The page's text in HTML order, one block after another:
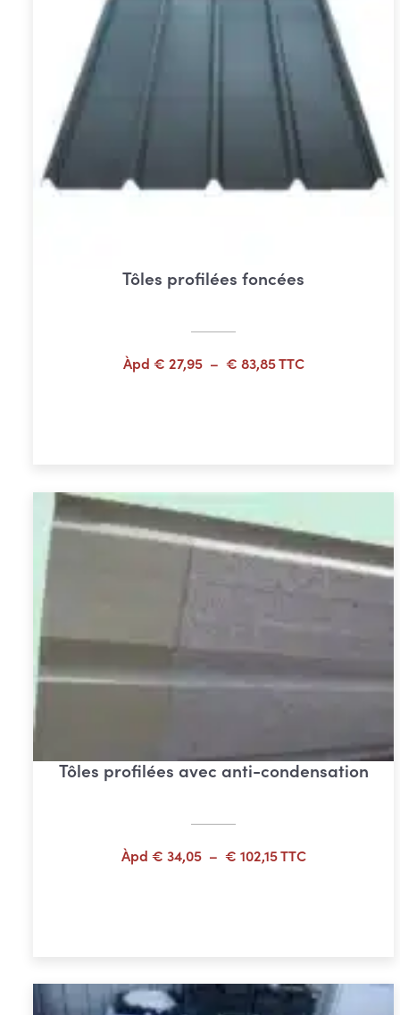
Tôles profilées foncées
Àpd € 27,95 – € 83,85Plage
€ 83,85
TTC
Tôles profilées avec anti-condensation
Àpd € 34,05 – € 102,15Plage
€ 102,15
TTC